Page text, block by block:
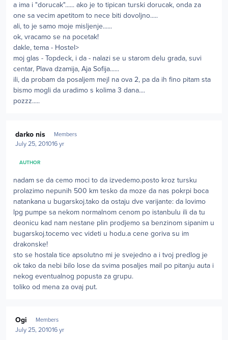
a ima i "dorucak"...... ako je to tipican turski dorucak, onda za
one sa vecim apetitom to nece biti dovoljno.....
ali, to je samo moje misljenje......
ok, vracamo se na pocetak!
dakle, tema - Hostel>
moj glas - Topdeck, i da - nalazi se u starom delu grada, suvi
centar, Plava dzamija, Aja Sofija......
ili, da probam da posaljem mejl na ova 2, pa da ih fino pitam sta
bismo mogli da uradimo s kolima 3 dana....
pozzz.....
darko nis Members
July 25, 201016 yr
AUTHOR
nadam se da cemo moci to da izvedemo.posto kroz tursku
prolazimo nepunih 500 km tesko da moze da nas pokrpi boca
natankana u bugarskoj.tako da ostaju dve varijante: da lovimo
lpg pumpe sa nekom normalnom cenom po istanbulu ili da tu
deonicu kad nam nestane plin prodjemo sa benzinom sipanim u
bugarskoj.tocemo vec videti u hodu.a cene goriva su im
drakonske!
sto se hostala tice apsolutno mi je svejedno a i tvoj predlog je
ok tako da nebi bilo lose da svima posaljes mail po pitanju auta i
nekog eventualnog popusta za grupu.
toliko od mena za ovaj put.
Ogi Members
July 25, 201016 yr